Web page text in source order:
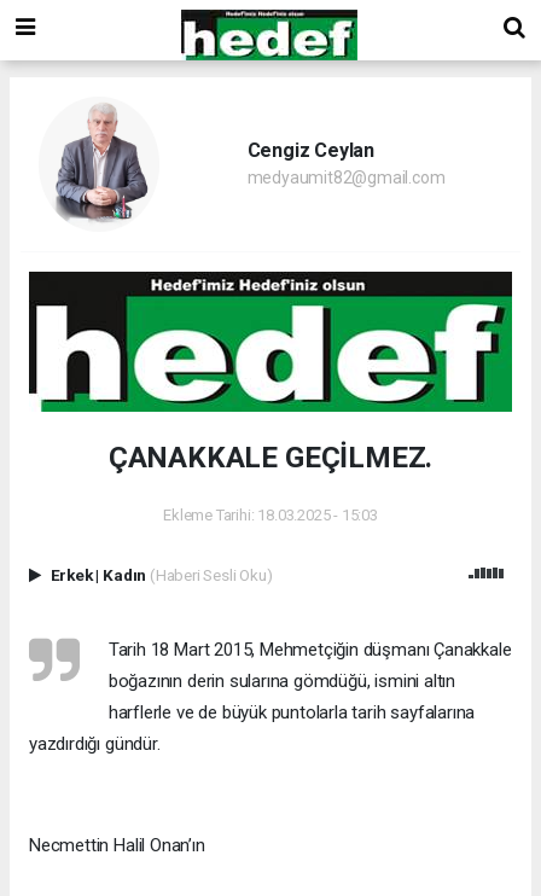
Cengiz Ceylan
medyaumit82@gmail.com
ÇANAKKALE GEÇİLMEZ.
Ekleme Tarihi: 18.03.2025 - 15:03
Erkek| Kadın (Haberi Sesli Oku)
Tarih 18 Mart 2015, Mehmetçiğin düşmanı Çanakkale
boğazının derin sularına gömdüğü, ismini altın
harflerle ve de büyük puntolarla tarih sayfalarına
yazdırdığı gündür.
Necmettin Halil Onan’ın